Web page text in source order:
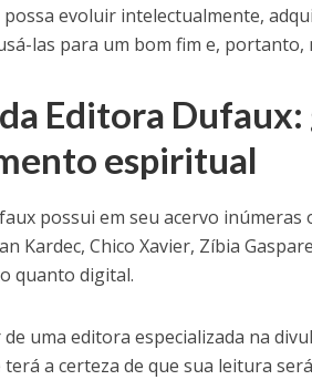
evoluir intelectualmente,
las para um bom fim e,
Editora Dufaux:
espiritual
possui em seu acervo
Kardec, Chico Xavier, Zíbia
quanto digital.
uma editora especializada na
terá a certeza de que sua leitura